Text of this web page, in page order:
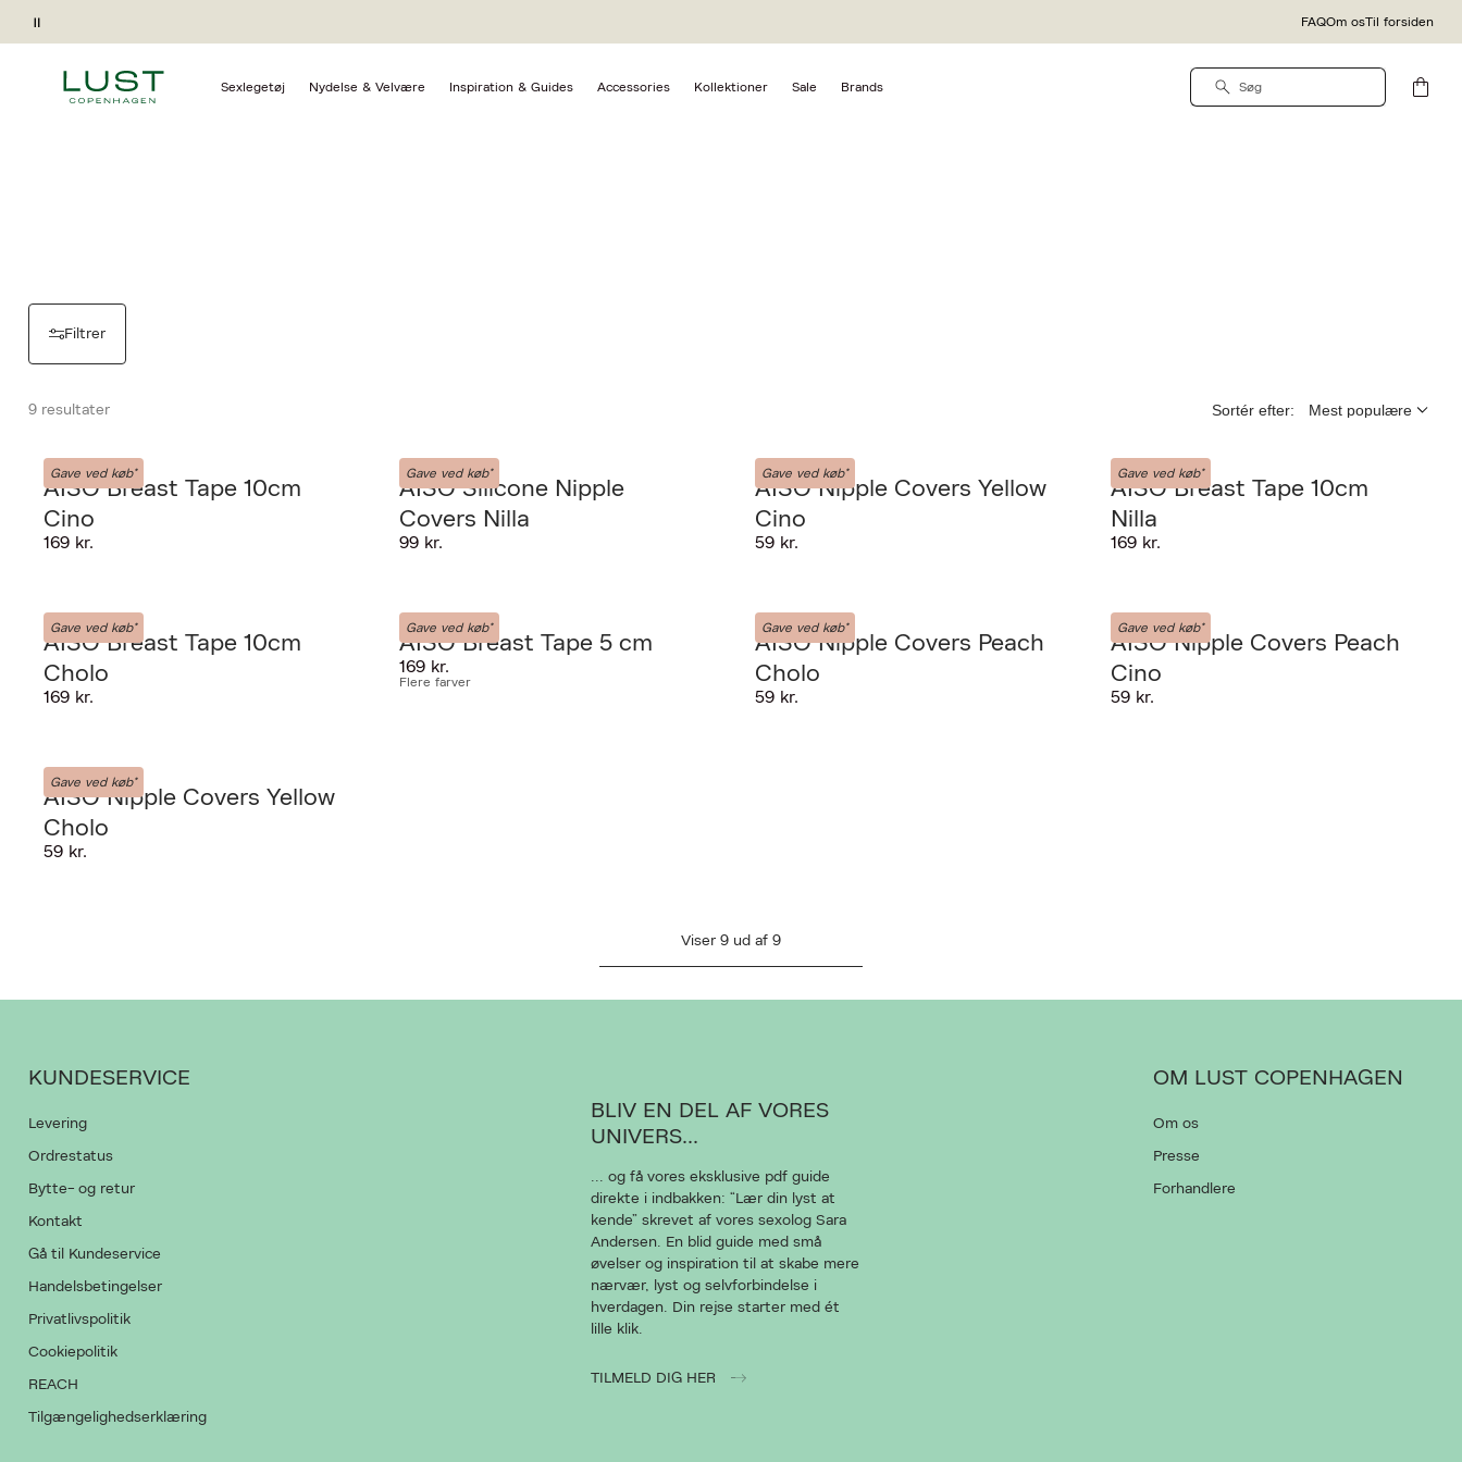
Pause FAQOm osTil forsiden
Sexlegetøj Nydelse & Velvære Inspiration & Guides Accessories Kollektioner Sale Brands
Filtrer
9 resultater Sortér efter:
Gave ved køb*
AISO
AISO Breast Tape 10cm
Cino
169 kr.
Gave ved køb*
AISO
AISO Silicone Nipple
Covers Nilla
99 kr.
Gave ved køb*
AISO
AISO Nipple Covers Yellow
Cino
59 kr.
Gave ved køb*
AISO
AISO Breast Tape 10cm
Nilla
169 kr.
Gave ved køb*
AISO
AISO Breast Tape 10cm
Cholo
169 kr.
Gave ved køb*
AISO
AISO Breast Tape 5 cm
169 kr.
Flere farver
Gave ved køb*
AISO
AISO Nipple Covers Peach
Cholo
59 kr.
Gave ved køb*
AISO
AISO Nipple Covers Peach
Cino
59 kr.
Gave ved køb*
AISO
AISO Nipple Covers Yellow
Cholo
59 kr.
Viser 9 ud af 9
KUNDESERVICE
Levering
Ordrestatus
Bytte- og retur
Kontakt
Gå til Kundeservice
Handelsbetingelser
Privatlivspolitik
Cookiepolitik
REACH
Tilgængelighedserklæring
BLIV EN DEL AF VORES
UNIVERS...
... og få vores eksklusive pdf guide
direkte i indbakken: “Lær din lyst at
kende” skrevet af vores sexolog Sara
Andersen. En blid guide med små
øvelser og inspiration til at skabe mere
nærvær, lyst og selvforbindelse i
hverdagen. Din rejse starter med ét
lille klik.
TILMELD DIG HER
OM LUST COPENHAGEN
Om os
Presse
Forhandlere